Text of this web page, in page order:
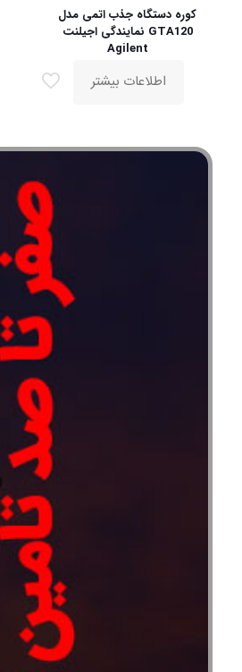
کوره دستگاه جذب اتمی مدل
GTA120 نمایندگی اجیلنت
Agilent
اطلاعات بیشتر